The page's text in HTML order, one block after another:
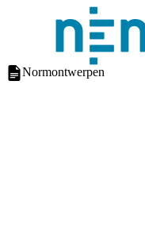
Normontwerpen